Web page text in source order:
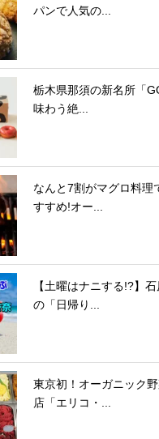
パンで人気の...
栃木県那須の新名所「
味わう絶...
なんと7割がマグロ料理
すすめ!オー...
【土曜はナニする!?】
の「日帰り...
東京初！オーガニック
店「エリコ・...